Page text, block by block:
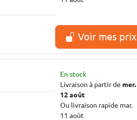
Voir mes prix
En stock
Livraison à partir de mer.
12 août
Ou livraison rapide mar.
11 août